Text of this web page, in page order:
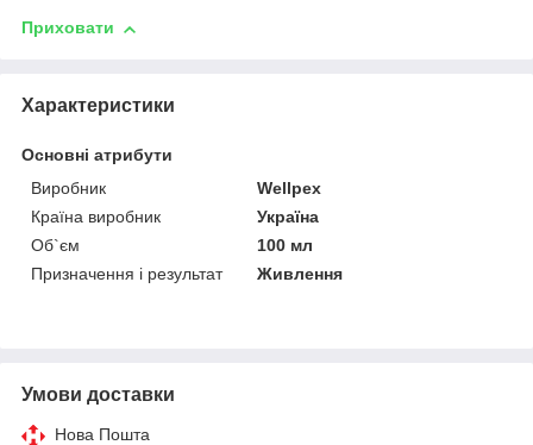
Приховати
Характеристики
Основні атрибути
Виробник
Wellpex
Країна виробник
Україна
Об`єм
100 мл
Призначення і результат
Живлення
Умови доставки
Нова Пошта